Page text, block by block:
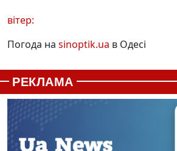
вітер:
Погода на sinoptik.ua в Одесі
РЕКЛАМА